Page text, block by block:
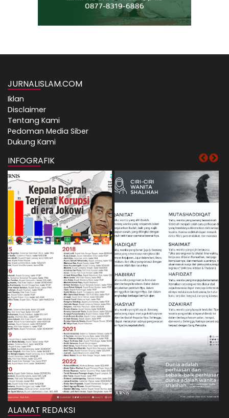
JURNALISLAM.COM
Iklan
Disclaimer
Tentang Kami
Pedoman Media Siber
Dukung Kami
INFOGRAFIK
ALAMAT REDAKSI